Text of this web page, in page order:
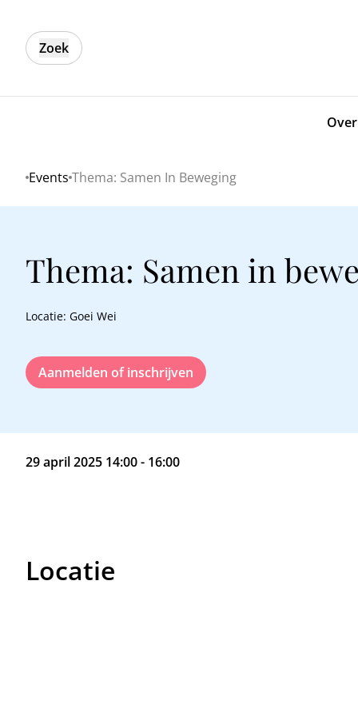
Zoek
Home
Events Thema: Samen In Beweging
Thema: Samen in
Locatie: Goei Wei
Aanmelden of inschrijven
29 april 2025 14:00 - 16:00
Locatie